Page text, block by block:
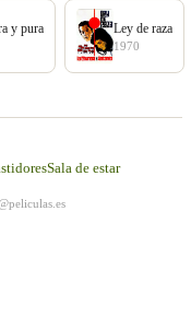
y pura Ley de raza
1970
Sala de estar